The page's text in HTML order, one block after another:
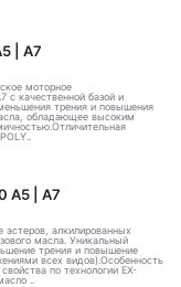
| А7
моторное
с качественной базой и
трения и повышения
обладающее высоким
А5 | А7
эстеров, алкилированных
масла. Уникальный
трения и повышение
всех видов).Особенность
по технологии EX-
..